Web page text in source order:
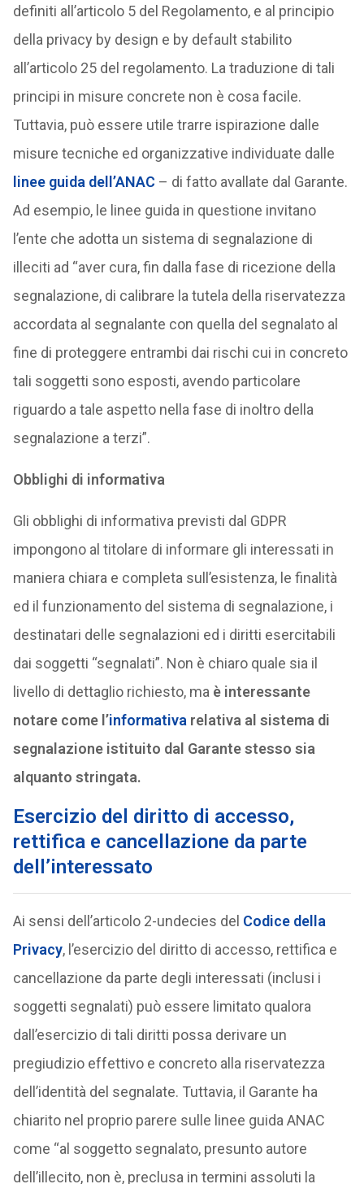
definiti all’articolo 5 del Regolamento, e al principio
della privacy by design e by default stabilito
all’articolo 25 del regolamento. La traduzione di tali
principi in misure concrete non è cosa facile.
Tuttavia, può essere utile trarre ispirazione dalle
misure tecniche ed organizzative individuate dalle
linee guida dell’ANAC – di fatto avallate dal Garante.
Ad esempio, le linee guida in questione invitano
l’ente che adotta un sistema di segnalazione di
illeciti ad “aver cura, fin dalla fase di ricezione della
segnalazione, di calibrare la tutela della riservatezza
accordata al segnalante con quella del segnalato al
fine di proteggere entrambi dai rischi cui in concreto
tali soggetti sono esposti, avendo particolare
riguardo a tale aspetto nella fase di inoltro della
segnalazione a terzi”.
Obblighi di informativa
Gli obblighi di informativa previsti dal GDPR
impongono al titolare di informare gli interessati in
maniera chiara e completa sull’esistenza, le finalità
ed il funzionamento del sistema di segnalazione, i
destinatari delle segnalazioni ed i diritti esercitabili
dai soggetti “segnalati”. Non è chiaro quale sia il
livello di dettaglio richiesto, ma è interessante
notare come l’informativa relativa al sistema di
segnalazione istituito dal Garante stesso sia
alquanto stringata.
Esercizio del diritto di accesso,
rettifica e cancellazione da parte
dell’interessato
Ai sensi dell’articolo 2-undecies del Codice della
Privacy, l’esercizio del diritto di accesso, rettifica e
cancellazione da parte degli interessati (inclusi i
soggetti segnalati) può essere limitato qualora
dall’esercizio di tali diritti possa derivare un
pregiudizio effettivo e concreto alla riservatezza
dell’identità del segnalate. Tuttavia, il Garante ha
chiarito nel proprio parere sulle linee guida ANAC
come “al soggetto segnalato, presunto autore
dell’illecito, non è, preclusa in termini assoluti la